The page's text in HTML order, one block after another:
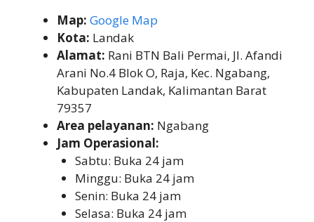
Map: Google Map
Kota: Landak
Alamat: Rani BTN Bali Permai, Jl. Afandi
Arani No.4 Blok O, Raja, Kec. Ngabang,
Kabupaten Landak, Kalimantan Barat
79357
Area pelayanan: Ngabang
Jam Operasional:
Sabtu: Buka 24 jam
Minggu: Buka 24 jam
Senin: Buka 24 jam
Selasa: Buka 24 jam